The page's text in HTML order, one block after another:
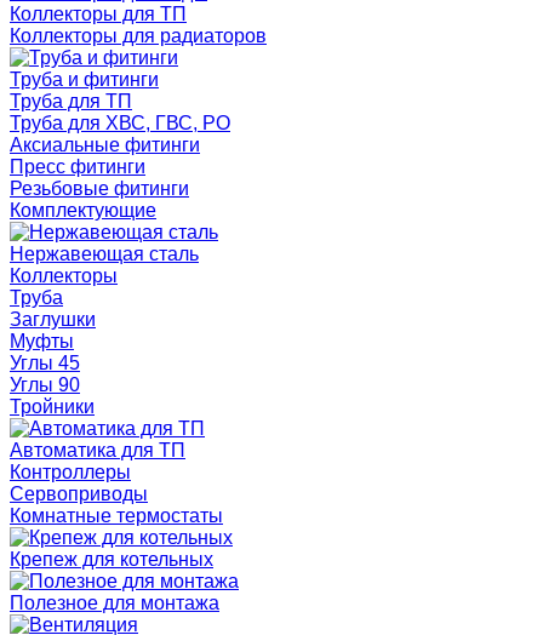
Коллекторы для ТП
Коллекторы для радиаторов
Труба и фитинги
Труба для ТП
Труба для ХВС, ГВС, РО
Аксиальные фитинги
Пресс фитинги
Резьбовые фитинги
Комплектующие
Нержавеющая сталь
Коллекторы
Труба
Заглушки
Муфты
Углы 45
Углы 90
Тройники
Автоматика для ТП
Контроллеры
Сервоприводы
Комнатные термостаты
Крепеж для котельных
Полезное для монтажа